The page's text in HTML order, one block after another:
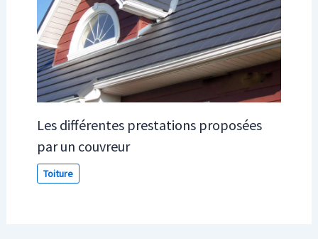
Les différentes prestations proposées
par un couvreur
Toiture